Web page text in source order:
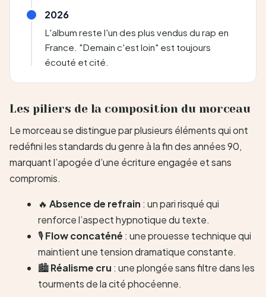
2026
L'album reste l'un des plus vendus du rap en
France. "Demain c'est loin" est toujours
écouté et cité.
Les piliers de la composition du morceau
Le morceau se distingue par plusieurs éléments qui ont
redéfini les standards du genre à la fin des années 90,
marquant l’apogée d’une écriture engagée et sans
compromis.
🔥 Absence de refrain : un pari risqué qui
renforce l’aspect hypnotique du texte.
🎙️Flow concaténé : une prouesse technique qui
maintient une tension dramatique constante.
🏙️Réalisme cru : une plongée sans filtre dans les
tourments de la cité phocéenne.